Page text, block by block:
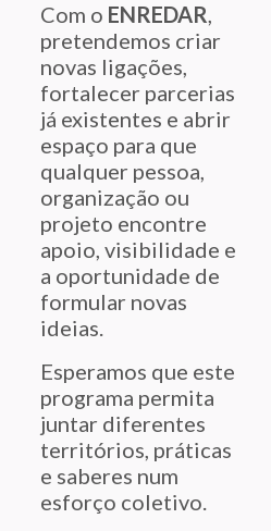
Com o ENREDAR,
pretendemos criar
novas ligações,
fortalecer parcerias
já existentes e abrir
espaço para que
qualquer pessoa,
organização ou
projeto encontre
apoio, visibilidade e
a oportunidade de
formular novas
ideias.
Esperamos que este
programa permita
juntar diferentes
territórios, práticas
e saberes num
esforço coletivo.